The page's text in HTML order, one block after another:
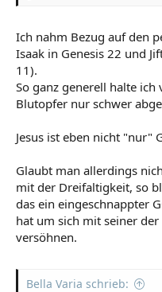
Ich nahm Bezug auf den
Isaak in Genesis 22 und
11).
So ganz generell halte
Blutopfer nur schwer
Jesus ist eben nicht "nur"
Glaubt man allerdings
mit der Dreifaltigkeit, so
das ein eingeschnappter
hat um sich mit seiner
versöhnen.
Bella Varia schrieb: